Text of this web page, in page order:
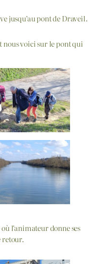
jusqu’au pont de Draveil.
nous voici sur le pont qui
l’animateur donne ses
retour.